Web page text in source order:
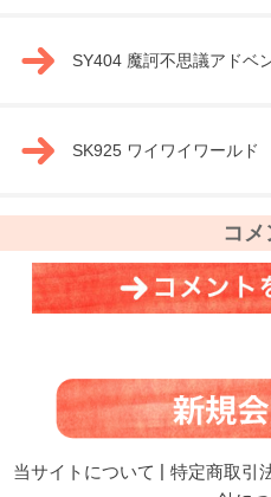
SY404 魔訶不思議アドベ
SK925 ワイワイワールド
コメ
当サイトについて | 特定商取引